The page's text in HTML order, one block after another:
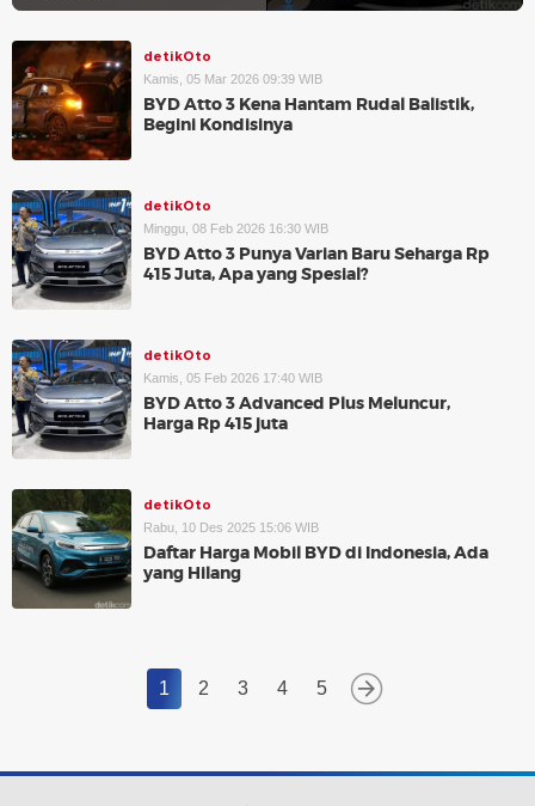
detikOto
Kamis, 05 Mar 2026 09:39 WIB
BYD Atto 3 Kena Hantam Rudal Balistik,
Begini Kondisinya
detikOto
Minggu, 08 Feb 2026 16:30 WIB
BYD Atto 3 Punya Varian Baru Seharga Rp
415 Juta, Apa yang Spesial?
detikOto
Kamis, 05 Feb 2026 17:40 WIB
BYD Atto 3 Advanced Plus Meluncur,
Harga Rp 415 juta
detikOto
Rabu, 10 Des 2025 15:06 WIB
Daftar Harga Mobil BYD di Indonesia, Ada
yang Hilang
1 2 3 4 5